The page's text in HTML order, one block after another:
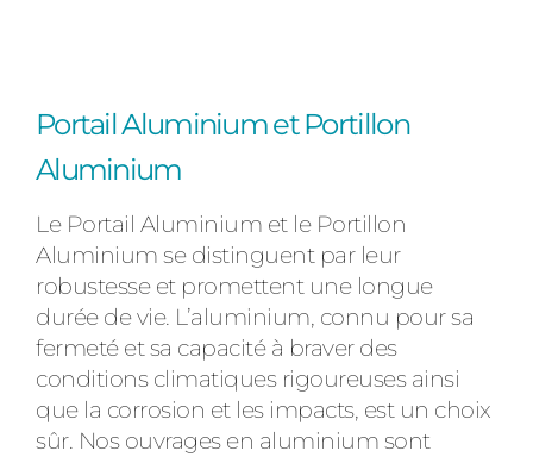
Portail Aluminium et Portillon
Aluminium
Le Portail Aluminium et le Portillon
Aluminium se distinguent par leur
robustesse et promettent une longue
durée de vie. L’aluminium, connu pour sa
fermeté et sa capacité à braver des
conditions climatiques rigoureuses ainsi
que la corrosion et les impacts, est un choix
sûr. Nos ouvrages en aluminium sont